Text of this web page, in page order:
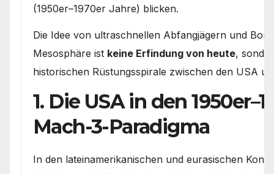
(1950er–1970er Jahre) blicken.
Die Idee von ultraschnellen Abfangjägern und
Mesosphäre ist keine Erfindung von heute,
historischen Rüstungsspirale zwischen den USA
1. Die USA in den
Mach-3-Paradigma
In den lateinamerikanischen und eurasischen